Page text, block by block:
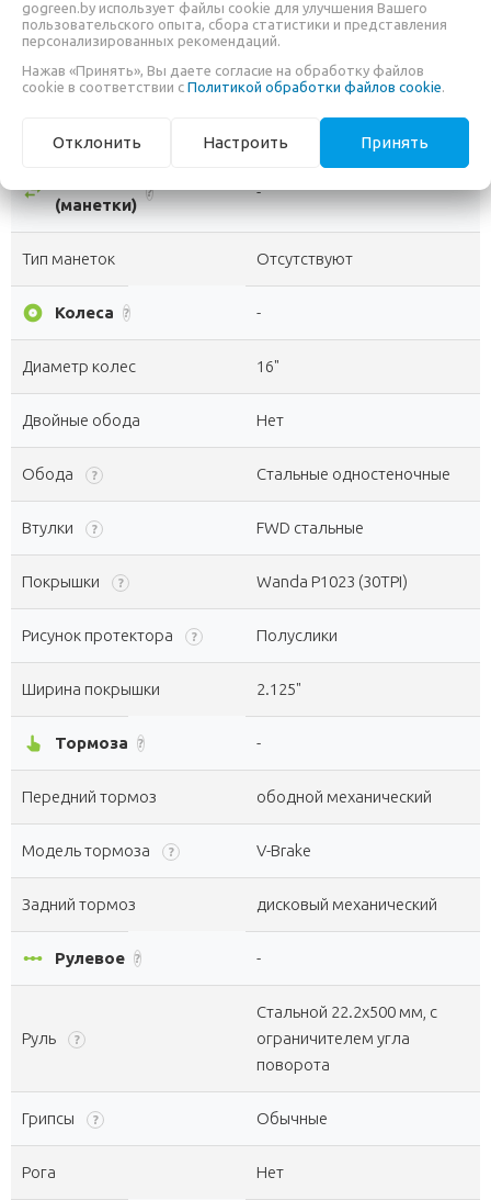
Система шатунов FWD, 32T, cтальная
Модель 16T
KMC C410
swap_horiz
(манетки)
? -
Тип манеток Отсутствуют
album Колеса ? -
Диаметр колес 16"
Двойные обода Нет
Обода ? Стальные одностеночные
Втулки ? FWD стальные
Покрышки ? Wanda P1023 (30TPI)
Рисунок протектора ? Полуслики
Ширина покрышки 2.125"
pan_tool_alt Тормоза ? -
Передний тормоз ободной механический
Модель тормоза ? V-Brake
Задний тормоз дисковый механический
linear_scale Рулевое ? -
Руль ?
Стальной 22.2х500 мм, с
ограничителем угла
поворота
Грипсы ? Обычные
Рога Нет
gogreen.by использует файлы cookie для улучшения Вашего
пользовательского опыта, сбора статистики и представления
персонализированных рекомендаций.
Нажав «Принять», Вы даете согласие на обработку файлов
cookie в соответствии с Политикой обработки файлов cookie.
Отклонить Настроить Принять